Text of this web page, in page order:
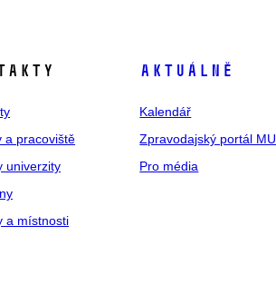
a pracoviště
univerzity
a místnosti
Aktuálně
Kalendář
Zpravodajský portál MU
Pro média